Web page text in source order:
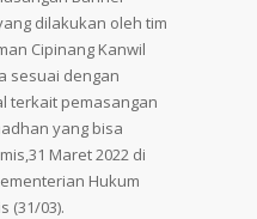
dilakukan oleh tim
Cipinang Kanwil
sesuai dengan
terkait pemasangan
yang bisa
Maret 2022 di
Hukum
(31/03).